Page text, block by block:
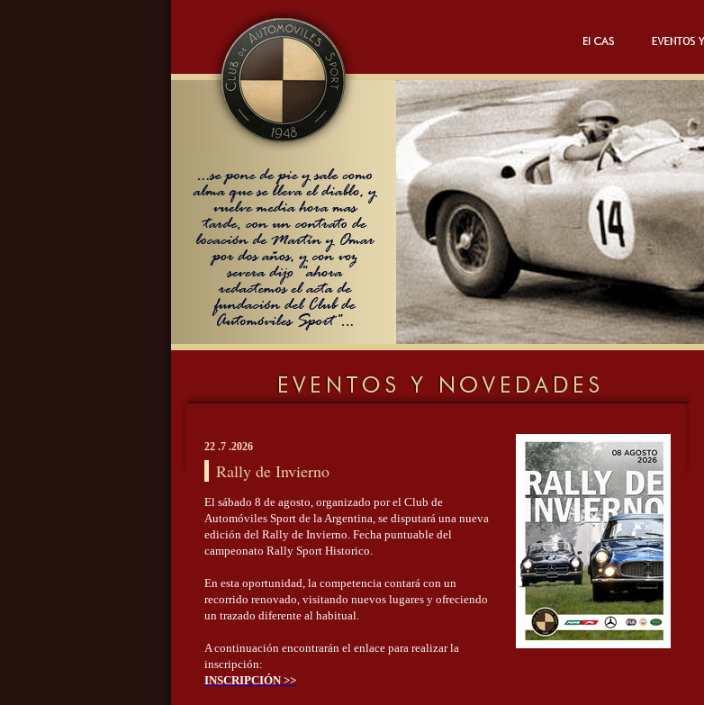
22 .7 .2026
Rally de Invierno
El sábado 8 de agosto, organizado por el Club de
Automóviles Sport de la Argentina, se disputará una nueva
edición del Rally de Invierno. Fecha puntuable del
campeonato Rally Sport Historico.
En esta oportunidad, la competencia contará con un
recorrido renovado, visitando nuevos lugares y ofreciendo
un trazado diferente al habitual.
A continuación encontrarán el enlace para realizar la
inscripción:
INSCRIPCIÓN >>